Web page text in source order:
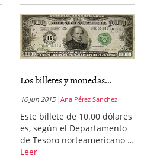
Los billetes y monedas...
16 Jun 2015 Ana Pérez Sanchez
Este billete de 10.00 dólares
es, según el Departamento
de Tesoro norteamericano …
Leer